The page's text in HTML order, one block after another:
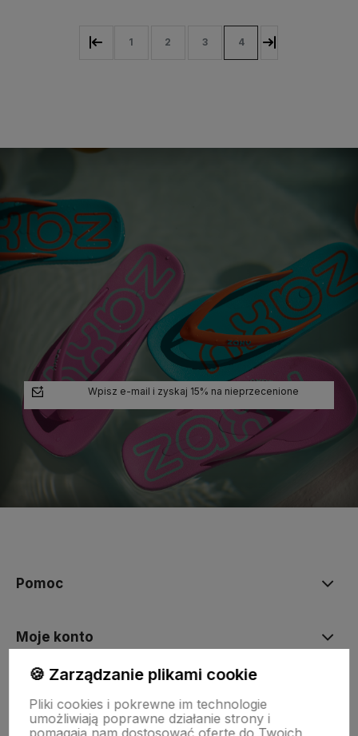
1 2 3 4
Wpisz e-mail i zyskaj 15% na nieprzecenione
Pomoc
Moje konto
🍪 Zarządzanie plikami cookie
Pliki cookies i pokrewne im technologie
umożliwiają poprawne działanie strony i
pomagają nam dostosować ofertę do Twoich